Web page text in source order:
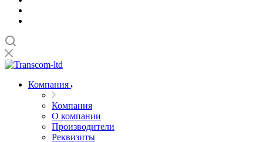
Компания
Компания
О компании
Производители
Реквизиты